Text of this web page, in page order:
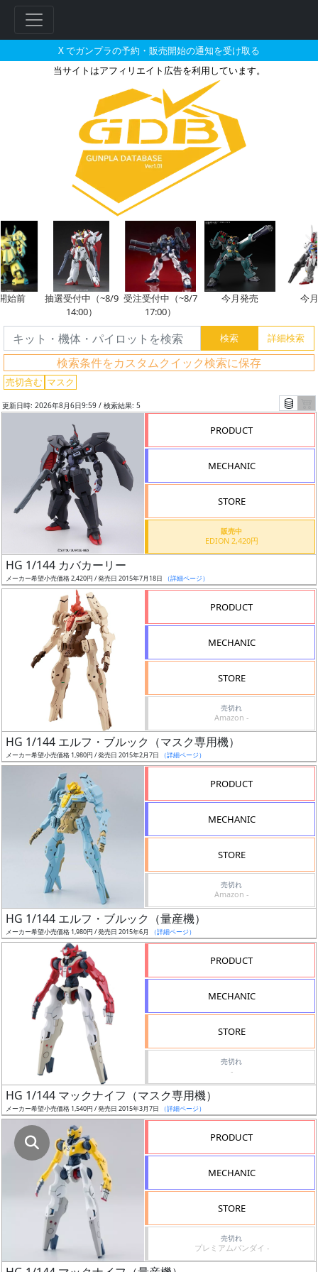
X でガンプラの予約・販売開始の通知を受け取る
当サイトはアフィリエイト広告を利用しています。
マスクが搭乗した機体のガンプ
前
抽選受付中（~8/9
14:00）
受注受付中（~8/7
17:00）
今月発売 今月
検索条件をカスタムクイック検索に保存
売切含む マスク
フ
リ
ー
ワ
ー
検
索
ス
ケ
ー
シ
状
始
前
抽
選
活
更新日時: 2026年8月6日9:59 / 検索結果: 5
PRODUCT
MECHANIC
STORE
販売中
EDION 2,420円
HG 1/144 カバカーリー
メーカー希望小売価格 2,420円 / 発売日 2015年7月18日 （詳細ページ）
PRODUCT
MECHANIC
STORE
売切れ
Amazon -
HG 1/144 エルフ・ブルック（マスク専用機）
メーカー希望小売価格 1,980円 / 発売日 2015年2月7日 （詳細ページ）
PRODUCT
MECHANIC
STORE
売切れ
Amazon -
HG 1/144 エルフ・ブルック（量産機）
メーカー希望小売価格 1,980円 / 発売日 2015年6月 （詳細ページ）
PRODUCT
MECHANIC
STORE
売切れ
-
HG 1/144 マックナイフ（マスク専用機）
メーカー希望小売価格 1,540円 / 発売日 2015年3月7日 （詳細ページ）
PRODUCT
MECHANIC
STORE
売切れ
プレミアムバンダイ -